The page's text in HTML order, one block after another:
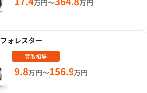
万円～ 万円
フォレスター
買取相場
9.8万円～156.9万円